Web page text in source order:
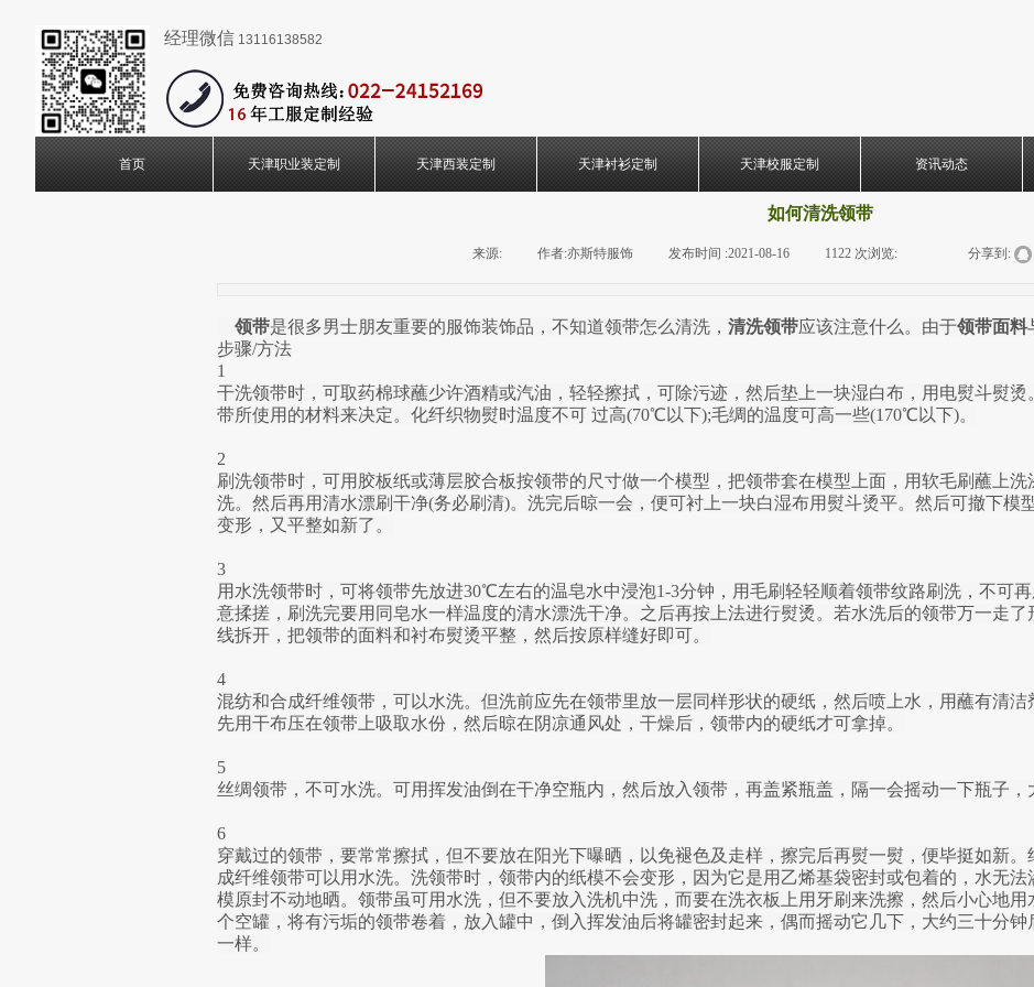
经理微信 13116138582
首页 天津职业装定制 天津西装定制 天津衬衫定制 天津校服定制 资讯动态
如何清洗领带
来源: 作者:亦斯特服饰 发布时间 :2021-08-16 1122 次浏览: 分享到:
领带是很多男士朋友重要的服饰装饰品，不知道领带怎么清洗， 清洗领带应该注意什么。由于领带面料
步骤/方法
1
干洗领带时，可取药棉球蘸少许酒精或汽油，轻轻擦拭，可除污迹，然后垫上一块湿白布，用电熨斗熨烫
带所使用的材料来决定。化纤织物熨时温度不可 过高(70℃以下);毛绸的温度可高一些(170℃以下)。
2
刷洗领带时，可用胶板纸或薄层胶合板按领带的尺寸做一个模型，把领带套在模型上面，用软毛刷蘸上洗
洗。然后再用清水漂刷干净(务必刷清)。洗完后晾一会，便可衬上一块白湿布用熨斗烫平。然后可撤下模
变形，又平整如新了。
3
用水洗领带时，可将领带先放进30℃左右的温皂水中浸泡1-3分钟，用毛刷轻轻顺着领带纹路刷洗，不可
意揉搓，刷洗完要用同皂水一样温度的清水漂洗干净。之后再按上法进行熨烫。若水洗后的领带万一走了
线拆开，把领带的面料和衬布熨烫平整，然后按原样缝好即可。
4
混纺和合成纤维领带，可以水洗。但洗前应先在领带里放一层同样形状的硬纸，然后喷上水，用蘸有清
先用干布压在领带上吸取水份，然后晾在阴凉通风处，干燥后，领带内的硬纸才可拿掉。
5
丝绸领带，不可水洗。可用挥发油倒在干净空瓶内，然后放入领带，再盖紧瓶盖，隔一会摇动一下瓶子，
6
穿戴过的领带，要常常擦拭，但不要放在阳光下曝晒，以免褪色及走样，擦完后再熨一熨，便毕挺如新
成纤维领带可以用水洗。洗领带时，领带内的纸模不会变形，因为它是用乙烯基袋密封或包着的，水无
模原封不动地晒。领带虽可用水洗，但不要放入洗机中洗，而要在洗衣板上用牙刷来洗擦，然后小心地
个空罐，将有污垢的领带卷着，放入罐中，倒入挥发油后将罐密封起来，偶而摇动它几下，大约三十分
一样。